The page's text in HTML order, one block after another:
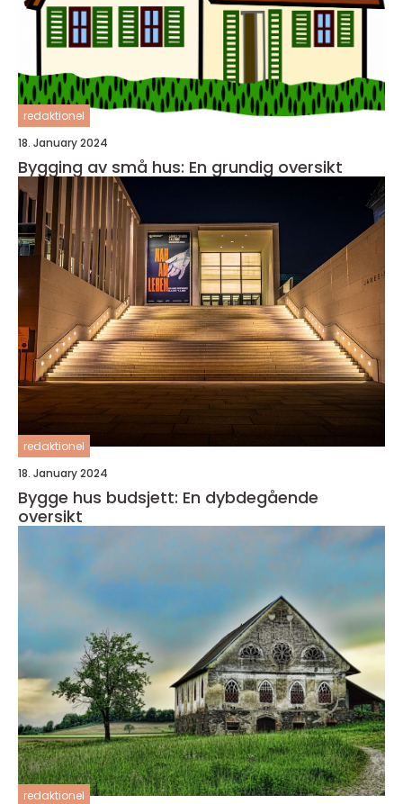
redaktionel
18. January 2024
Bygging av små hus: En grundig oversikt
redaktionel
18. January 2024
Bygge hus budsjett: En dybdegående
oversikt
redaktionel